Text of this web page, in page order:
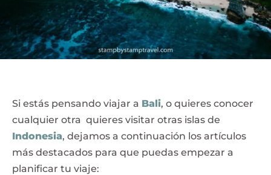
Si estás pensando viajar a Bali, o quieres conocer
cualquier otra quieres visitar otras islas de
Indonesia, dejamos a continuación los artículos
más destacados para que puedas empezar a
planificar tu viaje: